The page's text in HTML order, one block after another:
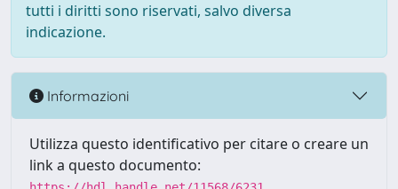
tutti i diritti sono riservati, salvo diversa
indicazione.
Informazioni
Utilizza questo identificativo per citare o creare un
link a questo documento: